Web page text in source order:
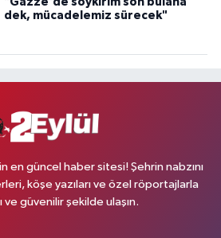
dek, mücadelemiz sürecek"
en güncel haber sitesi! Şehrin nabzını
köşe yazıları ve özel röportajlarla
ve güvenilir şekilde ulaşın.